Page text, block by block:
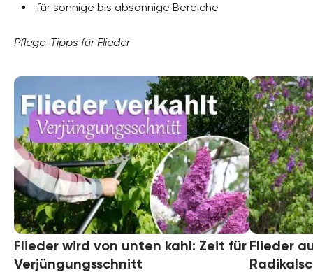
für sonnige bis absonnige Bereiche
Pflege-Tipps für Flieder
Flieder wird von unten kahl: Zeit für
Verjüngungsschnitt
Flieder